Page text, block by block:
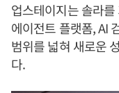
업스테이지는 솔라
에이전트 플랫폼, AI
범위를 넓혀 새로운
다.